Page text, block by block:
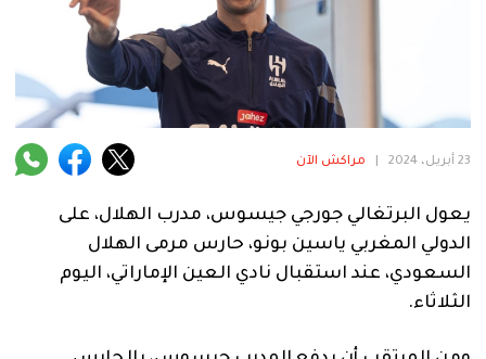
آراء
23 أبريل، 2024 مراكش الآن
يعول البرتغالي جورجي جيسوس، مدرب الهلال، على
الدولي المغربي ياسين بونو، حارس مرمى الهلال
السعودي، عند استقبال نادي العين الإماراتي، اليوم
الثلاثاء.